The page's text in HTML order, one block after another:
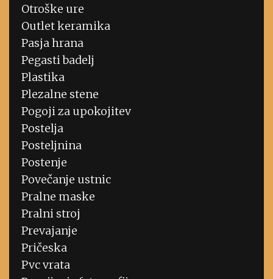
Otroške ure
Outlet keramika
Pasja hrana
Pegasti badelj
Plastika
Plezalne stene
Pogoji za upokojitev
Postelja
Posteljnina
Postenje
Povečanje ustnic
Pralne maske
Pralni stroj
Prevajanje
Pričeska
Pvc vrata